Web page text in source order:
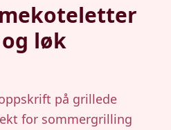
løk
på grillede
for sommergrilling